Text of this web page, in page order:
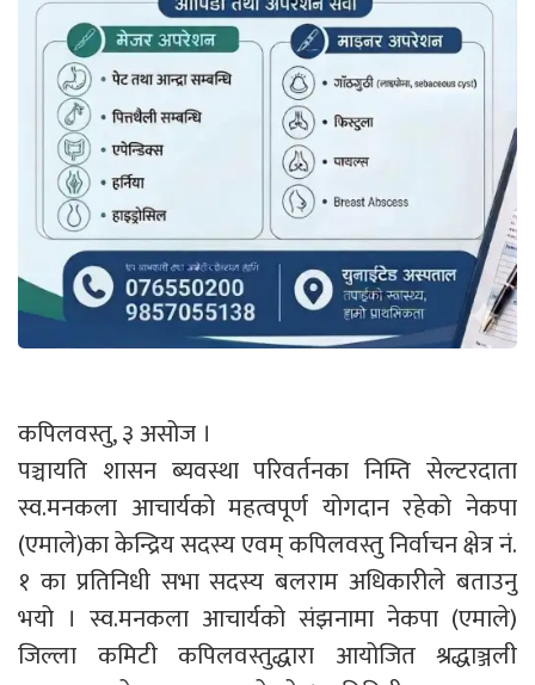
कपिलवस्तु, ३ असोज ।
पञ्चायति शासन ब्यवस्था परिवर्तनका निम्ति सेल्टरदाता
स्व.मनकला आचार्यको महत्वपूर्ण योगदान रहेको नेकपा
(एमाले)का केन्द्रिय सदस्य एवम् कपिलवस्तु निर्वाचन क्षेत्र नं.
१ का प्रतिनिधी सभा सदस्य बलराम अधिकारीले बताउनु
भयो । स्व.मनकला आचार्यको संझनामा नेकपा (एमाले)
जिल्ला कमिटी कपिलवस्तुद्धारा आयोजित श्रद्धाञ्जली